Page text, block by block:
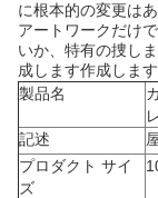
に根本的の変更は
アートワークだけ
いか、特有の捜し
成します作成します
製品名
記述
プロダクト サイ
ズ